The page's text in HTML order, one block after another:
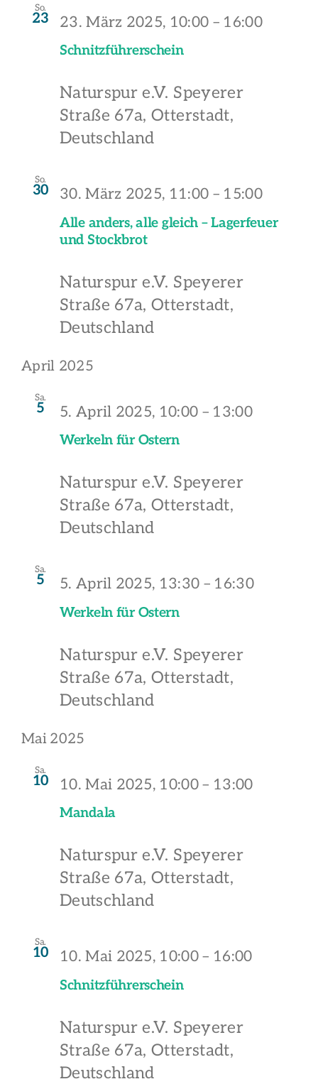
So.
23
Schnitzführerschein
23. März 2025, 10:00 – 16:00
Naturspur e.V. Speyerer
Straße 67a, Otterstadt,
Deutschland
So.
30
Alle anders, alle gleich – Lagerfeuer
und Stockbrot
30. März 2025, 11:00 – 15:00
Naturspur e.V. Speyerer
Straße 67a, Otterstadt,
Deutschland
April 2025
Sa.
5
Werkeln für Ostern
5. April 2025, 10:00 – 13:00
Naturspur e.V. Speyerer
Straße 67a, Otterstadt,
Deutschland
Sa.
5
Werkeln für Ostern
5. April 2025, 13:30 – 16:30
Naturspur e.V. Speyerer
Straße 67a, Otterstadt,
Deutschland
Mai 2025
Sa.
10
Mandala
10. Mai 2025, 10:00 – 13:00
Naturspur e.V. Speyerer
Straße 67a, Otterstadt,
Deutschland
Sa.
10
Schnitzführerschein
10. Mai 2025, 10:00 – 16:00
Naturspur e.V. Speyerer
Straße 67a, Otterstadt,
Deutschland